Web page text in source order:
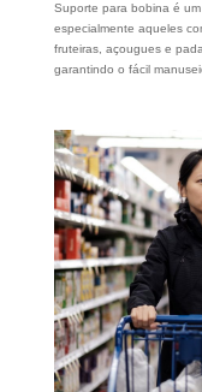
Suporte para bobina é
especialmente aqueles
fruteiras, açougues e
garantindo o fácil